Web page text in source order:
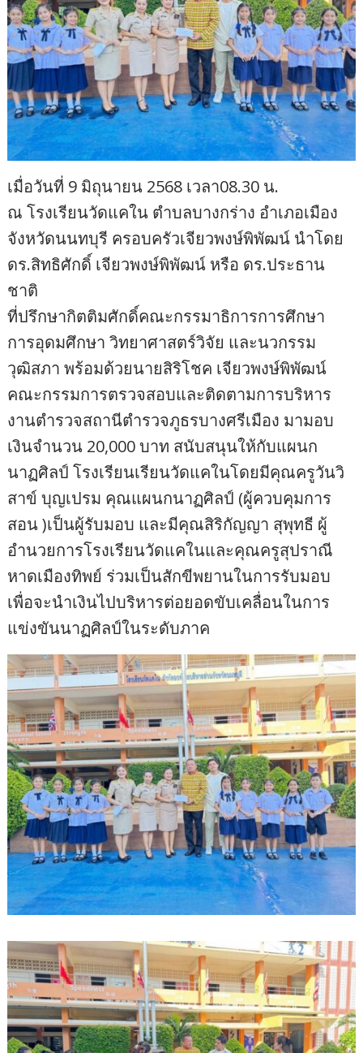
เมื่อวันที่ 9 มิถุนายน 2568 เวลา08.30 น.
ณ โรงเรียนวัดแคใน ตำบลบางกร่าง อำเภอเมือง
จังหวัดนนทบุรี ครอบครัวเจียวพงษ์พิพัฒน์ นำโดย
ดร.สิทธิศักดิ์ เจียวพงษ์พิพัฒน์ หรือ ดร.ประธาน
ชาติ
ที่ปรึกษากิตติมศักดิ์คณะกรรมาธิการการศึกษา
การอุดมศึกษา วิทยาศาสตร์วิจัย และนวกรรม
วุฒิสภา พร้อมด้วยนายสิริโชค เจียวพงษ์พิพัฒน์
คณะกรรมการตรวจสอบและติดตามการบริหาร
งานตำรวจสถานีตำรวจภูธรบางศรีเมือง มามอบ
เงินจำนวน 20,000 บาท สนับสนุนให้กับแผนก
นาฏศิลป์ โรงเรียนเรียนวัดแคในโดยมีคุณครูวันวิ
สาข์ บุญเปรม คุณแผนกนาฏศิลป์ (ผู้ควบคุมการ
สอน )เป็นผู้รับมอบ และมีคุณสิริกัญญา สุพุทธี ผู้
อำนวยการโรงเรียนวัดแคในและคุณครูสุปราณี
หาดเมืองทิพย์ ร่วมเป็นสักขีพยานในการรับมอบ
เพื่อจะนำเงินไปบริหารต่อยอดขับเคลื่อนในการ
แข่งขันนาฏศิลป์ในระดับภาค